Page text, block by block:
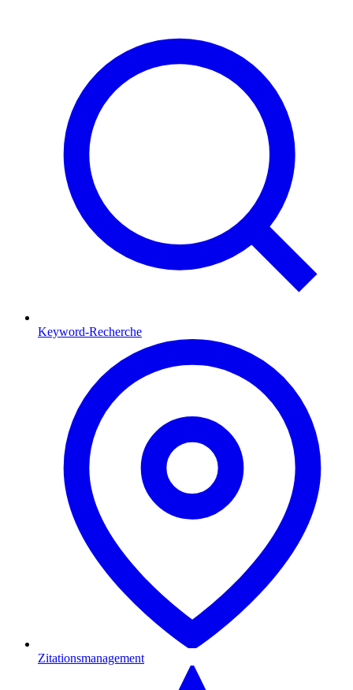
Keyword-Recherche
Zitationsmanagement